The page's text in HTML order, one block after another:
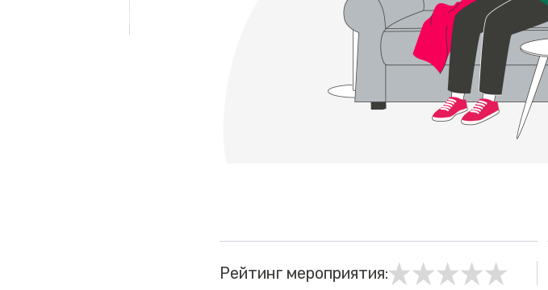
Рейтинг мероприятия: